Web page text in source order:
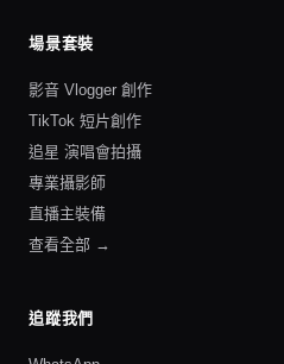
場景套裝
影音 Vlogger 創作
TikTok 短片創作
追星 演唱會拍攝
專業攝影師
直播主裝備
查看全部 →
追蹤我們